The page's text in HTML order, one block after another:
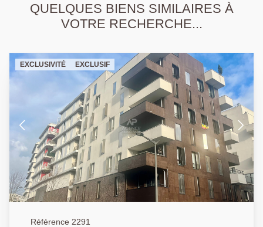
QUELQUES BIENS SIMILAIRES À
VOTRE RECHERCHE...
EXCLUSIVITÉ EXCLUSIF
Référence 2291